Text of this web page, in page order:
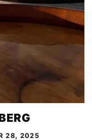
28, 2025